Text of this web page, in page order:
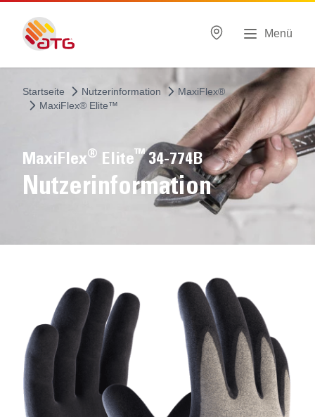
Menü
Startseite Nutzerinformation
MaxiFlex®
MaxiFlex® Elite™
MaxiFlex® Elite™34-774B
Nutzerinformation